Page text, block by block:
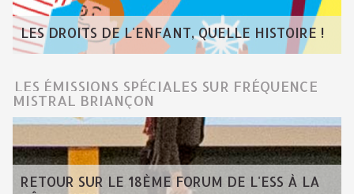
LES DROITS DE L'ENFANT, QUELLE HISTOIRE !
LES ÉMISSIONS SPÉCIALES SUR FRÉQUENCE
MISTRAL BRIANÇON
RETOUR SUR LE 18ÈME FORUM DE L'ESS À LA